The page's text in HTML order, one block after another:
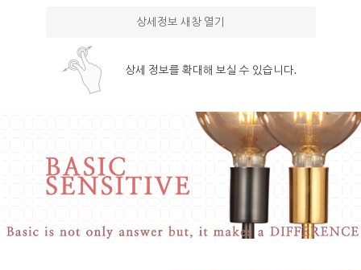
상세정보 새창 열기
상세 정보를 확대해 보실 수 있습니다.